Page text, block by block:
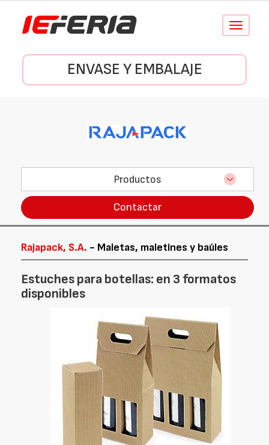
Conmutar
ENVASE Y EMBALAJE
Productos
Contactar
Rajapack, S.A. - Maletas, maletines y baúles
Estuches para botellas: en 3 formatos
disponibles